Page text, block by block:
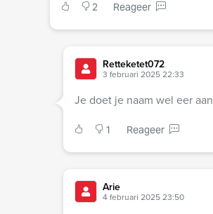
2 Reageer
Retteketet072
3 februari 2025 22:33
Je doet je naam wel eer aan
1 Reageer
Arie
4 februari 2025 23:50